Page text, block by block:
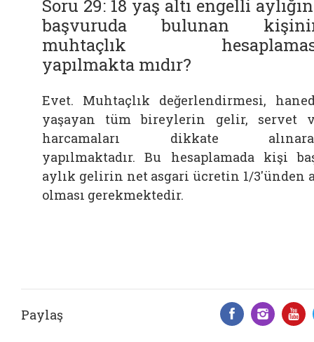
Soru 29: 18 yaş altı engelli
başvuruda bulunan
muhtaçlık
yapılmakta mıdır?
Evet. Muhtaçlık değerlendirmesi,
yaşayan tüm bireylerin gelir, servet
harcamaları dikkate
yapılmaktadır. Bu hesaplamada kişi
aylık gelirin net asgari ücretin 1/3'ünden
olması gerekmektedir.
Paylaş